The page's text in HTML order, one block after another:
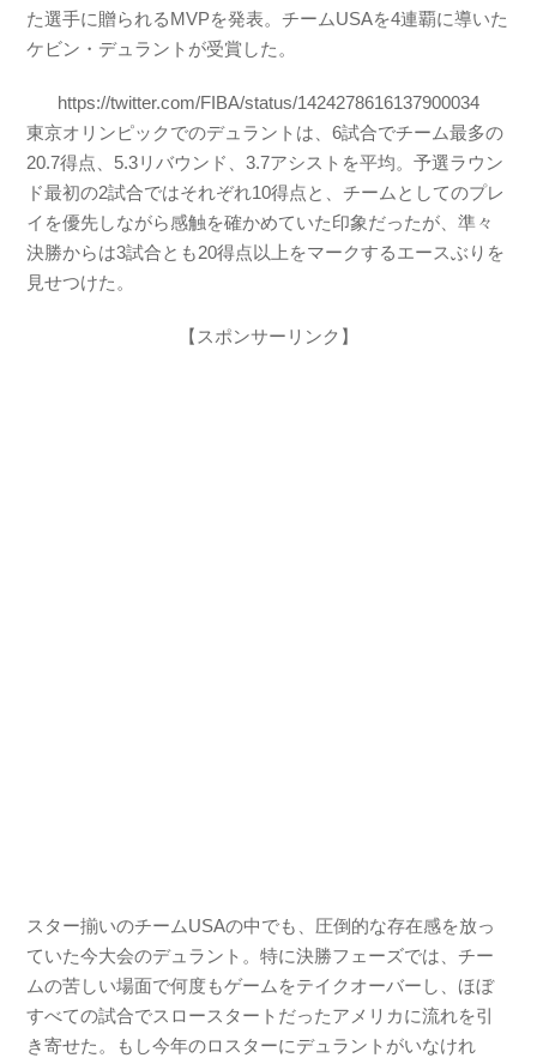
e
b
o
o
k
er n
ot
e
た選手に贈られるMVPを発表。チームUSAを4連覇に導いた
ケビン・デュラントが受賞した。
https://twitter.com/FIBA/status/1424278616137900034
東京オリンピックでのデュラントは、6試合でチーム最多の
20.7得点、5.3リバウンド、3.7アシストを平均。予選ラウン
ド最初の2試合ではそれぞれ10得点と、チームとしてのプレ
イを優先しながら感触を確かめていた印象だったが、準々
決勝からは3試合とも20得点以上をマークするエースぶりを
見せつけた。
【スポンサーリンク】
スター揃いのチームUSAの中でも、圧倒的な存在感を放っ
ていた今大会のデュラント。特に決勝フェーズでは、チー
ムの苦しい場面で何度もゲームをテイクオーバーし、ほぼ
すべての試合でスロースタートだったアメリカに流れを引
き寄せた。もし今年のロスターにデュラントがいなけれ